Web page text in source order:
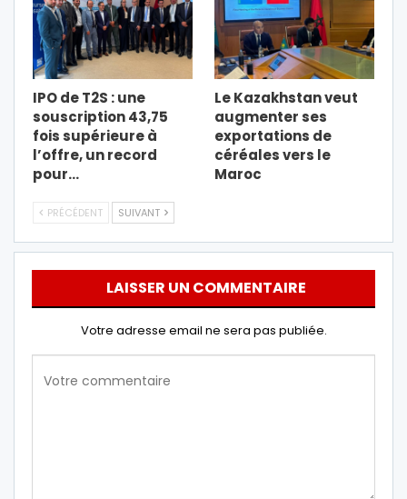
IPO de T2S : une
souscription 43,75
fois supérieure à
l’offre, un record
pour…
Le Kazakhstan veut
augmenter ses
exportations de
céréales vers le
Maroc
PRÉCÉDENT SUIVANT
LAISSER UN COMMENTAIRE
Votre adresse email ne sera pas publiée.